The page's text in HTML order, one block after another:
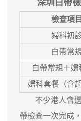
深圳白帶
檢查項目
婦科初
白帶常
白帶常規＋婦
婦科套餐（含
不少港人會選
帶檢查一次完成